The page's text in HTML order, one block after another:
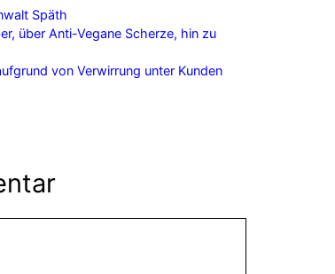
Späth
über Anti-Vegane Scherze, hin zu
von Verwirrung unter Kunden